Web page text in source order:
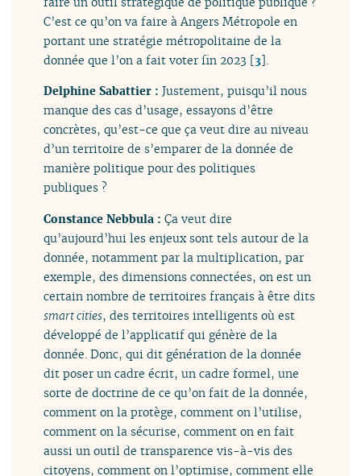
C’est ce qu’on va faire à Angers Métropole en
portant une stratégie métropolitaine de la
donnée que l’on a fait voter fin 2023 [3].
Delphine Sabattier :Justement, puisqu’il nous
manque des cas d’usage, essayons d’être
concrètes, qu’est-ce que ça veut dire au niveau
d’un territoire de s’emparer de la donnée de
manière politique pour des politiques
publiques ?
Constance Nebbula :Ça veut dire
qu’aujourd’hui les enjeux sont tels autour de la
donnée, notamment par la multiplication, par
exemple, des dimensions connectées, on est un
certain nombre de territoires français à être dits
smart cities, des territoires intelligents où est
développé de l’applicatif qui génère de la
donnée. Donc, qui dit génération de la donnée
dit poser un cadre écrit, un cadre formel, une
sorte de doctrine de ce qu’on fait de la donnée,
comment on la protège, comment on l’utilise,
comment on la sécurise, comment on en fait
aussi un outil de transparence vis-à-vis des
citoyens, comment on l’optimise, comment elle